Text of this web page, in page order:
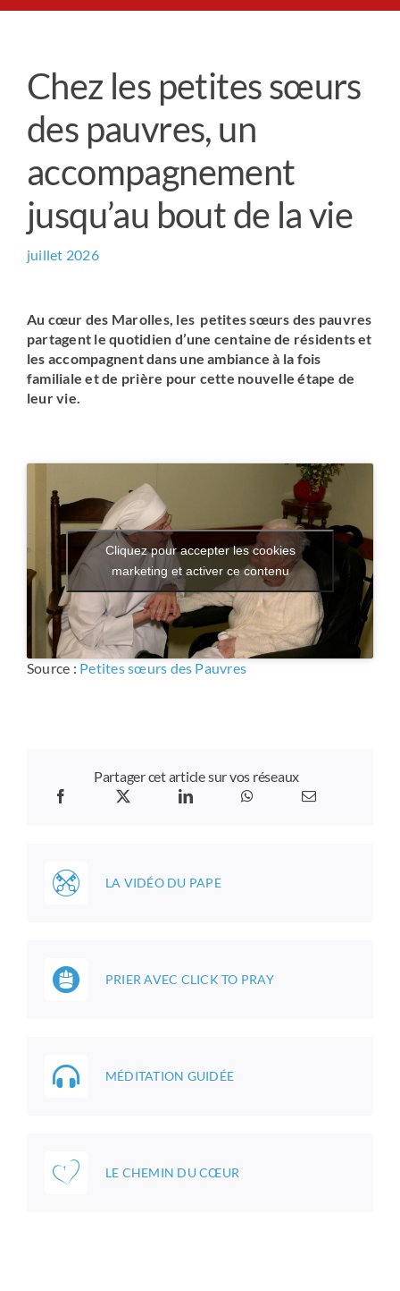
Prière universelle
Qui sommes-nous ?
Contact
Chez les petites sœurs
des pauvres, un
accompagnement
jusqu’au bout de la vie
juillet 2026
Au cœur des Marolles, les petites sœurs des pauvres
partagent le quotidien d’une centaine de résidents et
les accompagnent dans une ambiance à la fois
familiale et de prière pour cette nouvelle étape de
leur vie.
Cliquez pour accepter les cookies
marketing et activer ce contenu
Source : Petites sœurs des Pauvres
Partager cet article sur vos réseaux
LA VIDÉO DU PAPE
PRIER AVEC CLICK TO PRAY
MÉDITATION GUIDÉE
LE CHEMIN DU CŒUR